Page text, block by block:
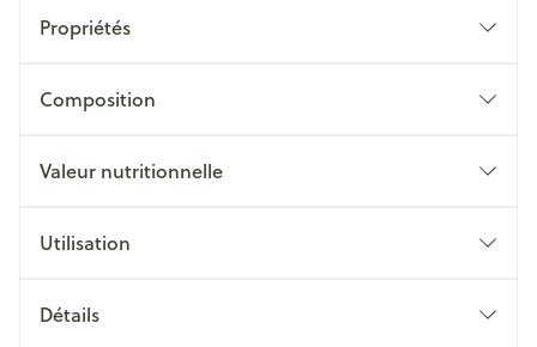
Propriétés
Composition
Valeur nutritionnelle
Utilisation
Détails